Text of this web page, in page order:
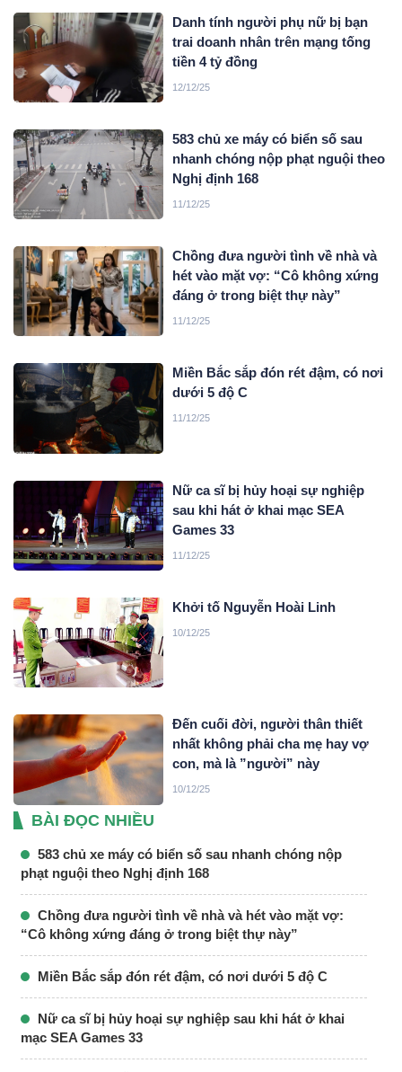
Danh tính người phụ nữ bị bạn
trai doanh nhân trên mạng tống
tiền 4 tỷ đồng
12/12/25
583 chủ xe máy có biển số sau
nhanh chóng nộp phạt nguội theo
Nghị định 168
11/12/25
Chồng đưa người tình về nhà và
hét vào mặt vợ: “Cô không xứng
đáng ở trong biệt thự này”
11/12/25
Miền Bắc sắp đón rét đậm, có nơi
dưới 5 độ C
11/12/25
Nữ ca sĩ bị hủy hoại sự nghiệp
sau khi hát ở khai mạc SEA
Games 33
11/12/25
Khởi tố Nguyễn Hoài Linh
10/12/25
Đến cuối đời, người thân thiết
nhất không phải cha mẹ hay vợ
con, mà là ”người” này
10/12/25
BÀI ĐỌC NHIỀU
583 chủ xe máy có biển số sau nhanh chóng nộp
phạt nguội theo Nghị định 168
Chồng đưa người tình về nhà và hét vào mặt vợ:
“Cô không xứng đáng ở trong biệt thự này”
Miền Bắc sắp đón rét đậm, có nơi dưới 5 độ C
Nữ ca sĩ bị hủy hoại sự nghiệp sau khi hát ở khai
mạc SEA Games 33